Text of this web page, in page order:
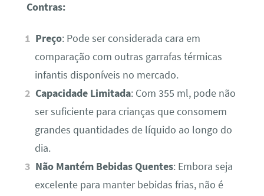
Contras:
Preço: Pode ser considerada cara em
comparação com outras garrafas térmicas
infantis disponíveis no mercado.
Capacidade Limitada: Com 355 ml, pode não
ser suficiente para crianças que consomem
grandes quantidades de líquido ao longo do
dia.
Não Mantém Bebidas Quentes: Embora seja
excelente para manter bebidas frias, não é